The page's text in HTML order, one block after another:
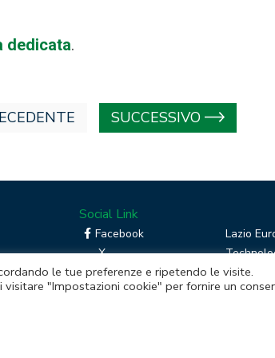
dedicata.
SUCCESSIVO
Social Link
Facebook
X
Linkedin
RSS
Lazio
Boost
le tue preferenze e ripetendo le visite.
"Impostazioni cookie" per fornire un